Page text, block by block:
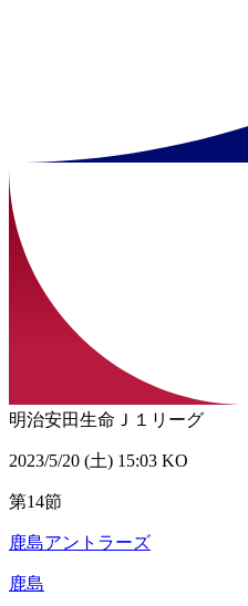
明治安田生命Ｊ１リーグ
2023/5/20 (土) 15:03 KO
第14節
鹿島アントラーズ
鹿島